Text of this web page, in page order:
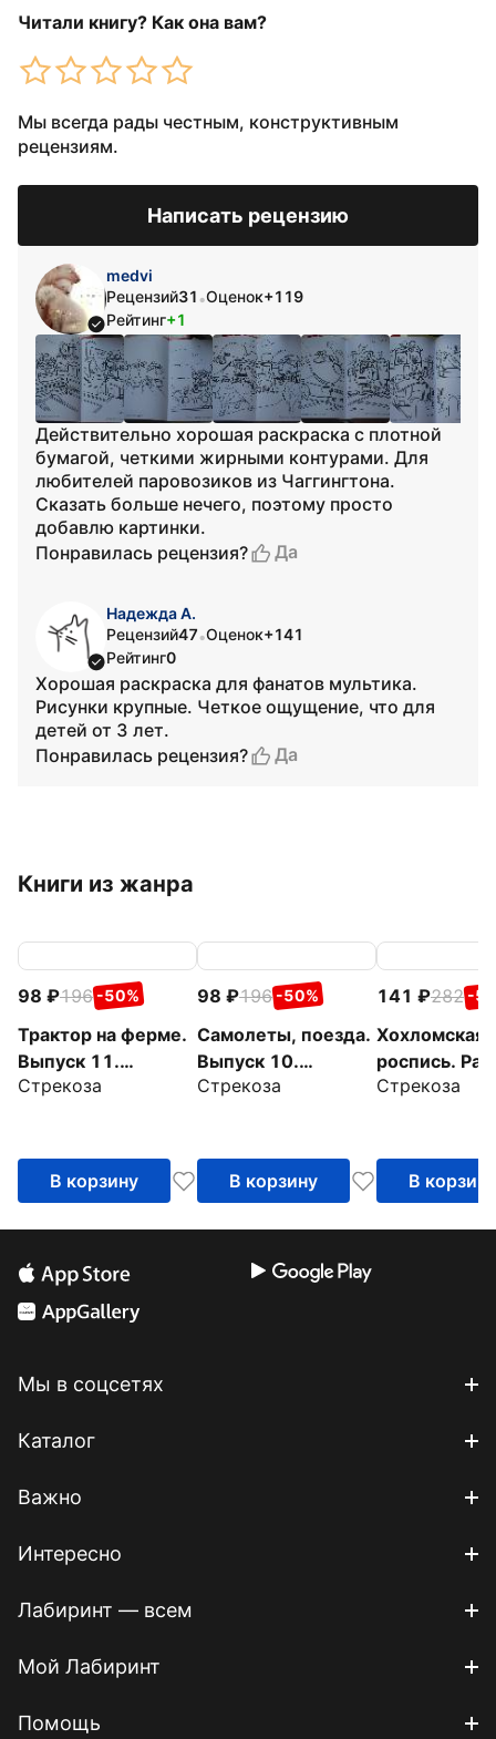
Читали книгу? Как она вам?
Мы всегда рады честным, конструктивным
рецензиям.
Написать рецензию
medvi
Рецензий31 •Оценок+119
Рейтинг+1
Действительно хорошая раскраска с плотной
бумагой, четкими жирными контурами. Для
любителей паровозиков из Чаггингтона.
Сказать больше нечего, поэтому просто
добавлю картинки.
Понравилась рецензия?
Да
Надежда А.
Рецензий47•Оценок+141
Рейтинг0
Хорошая раскраска для фанатов мультика.
Рисунки крупные. Четкое ощущение, что для
детей от 3 лет.
Понравилась рецензия?
Да
Книги из жанра
98 196 -50%
Трактор на ферме.
Выпуск 11.
Раскраска с
Стрекоза
В корзину
98 196 -50%
Самолеты, поезда.
Выпуск 10.
Раскраска с
Стрекоза
В корзину
141 282 -
Хохломская
роспись.
с
Стрекоза
В корзину
Мы в соцсетях
Каталог
Важно
Интересно
Лабиринт — всем
Мой Лабиринт
Помощь